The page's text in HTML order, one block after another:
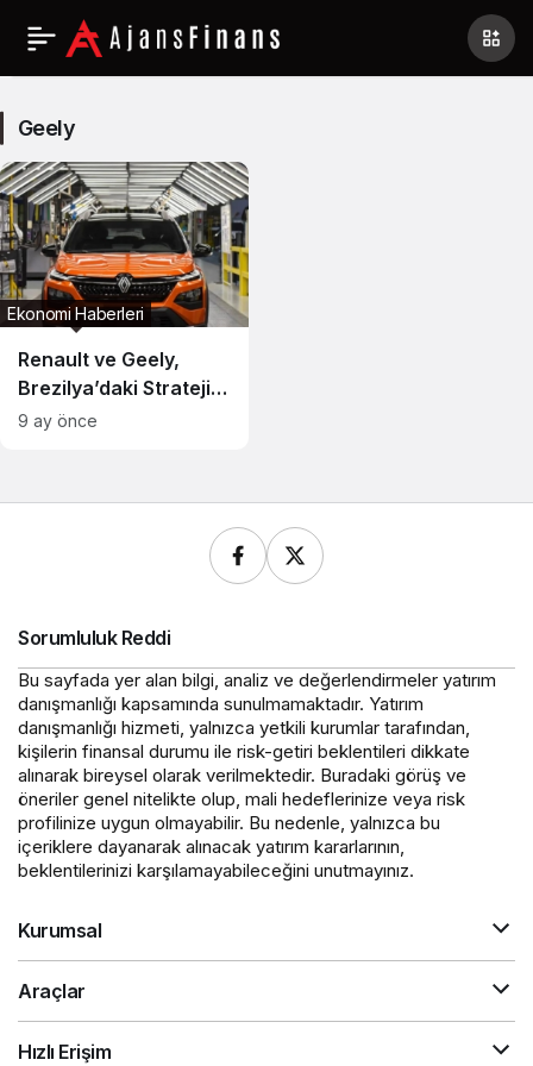
Geely
Haberleri
Geely
Renault ve Geely,
Brezilya’daki Stratejik
Ortaklığını Güçlendirdi
Ekonomi Haberleri
9 ay önce
Sorumluluk Reddi
Bu sayfada yer alan bilgi, analiz ve değerlendirmeler yatırım
danışmanlığı kapsamında sunulmamaktadır. Yatırım
danışmanlığı hizmeti, yalnızca yetkili kurumlar tarafından,
kişilerin finansal durumu ile risk-getiri beklentileri dikkate
alınarak bireysel olarak verilmektedir. Buradaki görüş ve
öneriler genel nitelikte olup, mali hedeflerinize veya risk
profilinize uygun olmayabilir. Bu nedenle, yalnızca bu
içeriklere dayanarak alınacak yatırım kararlarının,
beklentilerinizi karşılamayabileceğini unutmayınız.
Kurumsal
Araçlar
Hızlı Erişim